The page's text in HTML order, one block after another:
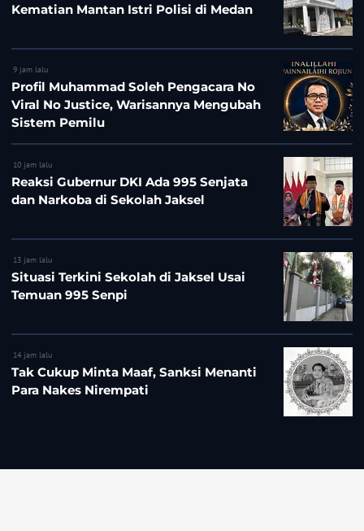
Kematian Mantan Istri Polisi di Medan
9 jam lalu
Profil Muhammad Soleh Pengacara No
Viral No Justice, Warisannya Mengubah
Sistem Pemilu
10 jam lalu
Reaksi Gubernur DKI Ada 995 Senjata
dan Narkoba di Sekolah Jaksel
13 jam lalu
Situasi Terkini Sekolah di Jaksel Usai
Temuan 995 Senpi
14 jam lalu
Tak Cukup Minta Maaf, Sanksi Menanti
Para Nakes Nirempati